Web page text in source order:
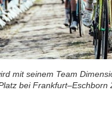
mit seinem Team
bei Frankfurt–Eschborn